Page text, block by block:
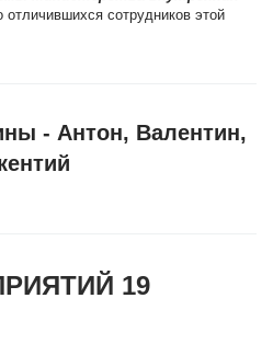
отличившихся сотрудников этой
- Антон, Валентин,
19